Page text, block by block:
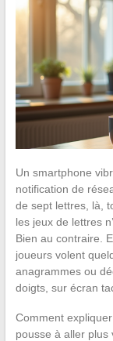
Un smartphone
notification de
de sept lettres, là,
les jeux de lettres
Bien au contraire.
joueurs volent
anagrammes ou
doigts, sur écran
Comment
pousse à aller plus